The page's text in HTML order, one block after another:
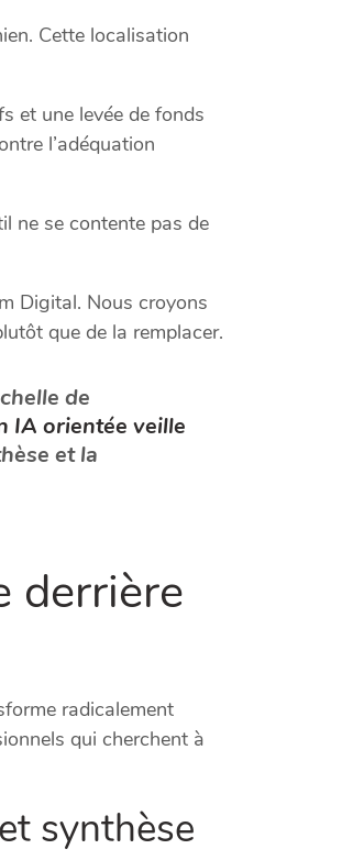
Cette localisation
et une levée de fonds
l’adéquation
ne se contente pas de
Digital. Nous croyons
que de la remplacer.
de
IA orientée veille
et la
derrière
radicalement
qui cherchent à
synthèse